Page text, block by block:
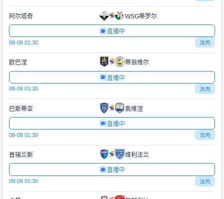
阿尔塔奇 WSG蒂罗尔
直播中
08-08 01:30 法丙
欧巴涅 蒂翁维尔
直播中
08-08 01:30 法丙
巴斯蒂亚 奥维涅
直播中
08-08 01:30 法丙
普瑞兰斯 维利法兰
直播中
08-08 01:30 法丙